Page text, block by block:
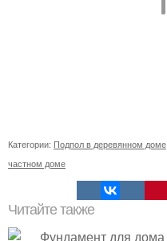
Категории: Подпол в деревянном доме
частном доме
Читайте также